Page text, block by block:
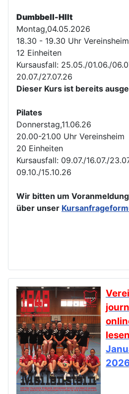
Dumbbell-HIIt
Montag,04.05.2026
18.30 - 19.30 Uhr Vereinsheim
12 Einheiten
Kursausfall: 25.05./01.06./
20.07./27.07.26
Dieser Kurs ist bereits
Pilates
Donnerstag,11.06.26
20.00-21.00 Uhr Vereinsheim
20 Einheiten
Kursausfall: 09.07./16.07./
09.10./15.10.26
Wir bitten um Voranmeldung
über unser
lesen